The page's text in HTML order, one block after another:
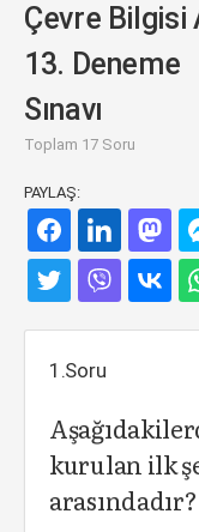
Çevre Bilgisi
13. Deneme
Sınavı
Toplam 17 Soru
PAYLAŞ:
1.Soru
kurulan ilk
arasındadır?